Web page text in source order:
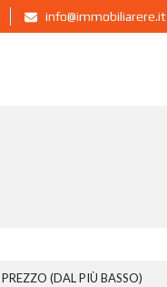
info@immobiliarere.it
PREZZO (DAL PIÙ BASSO)